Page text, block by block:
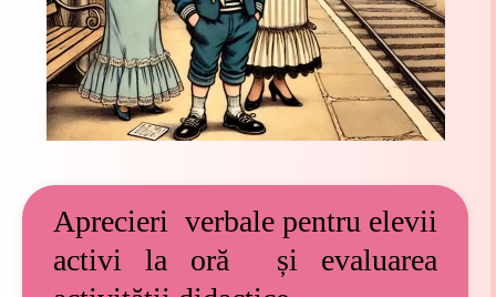
Aprecieri verbale pentru elevii
activi la oră și evaluarea